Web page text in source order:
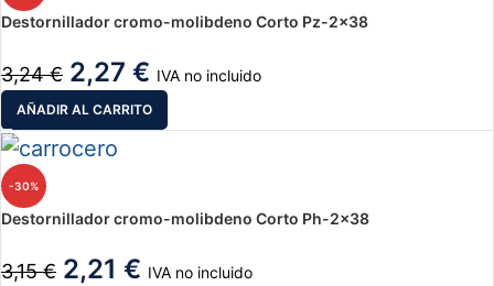
Destornillador cromo-molibdeno Corto Pz-2×38
3,24€ 2,27 € IVA no incluido
AÑADIR AL CARRITO
-30%
Destornillador cromo-molibdeno Corto Ph-2×38
3,15€ 2,21 € IVA no incluido